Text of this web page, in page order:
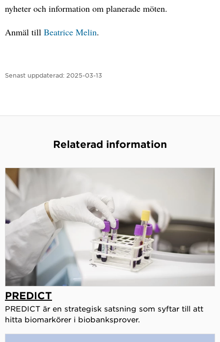
nyheter och information om planerade möten.
Anmäl till Beatrice Melin.
Senast uppdaterad: 2025-03-13
Relaterad information
PREDICT
PREDICT är en strategisk satsning som syftar till att
hitta biomarkörer i biobanksprover.